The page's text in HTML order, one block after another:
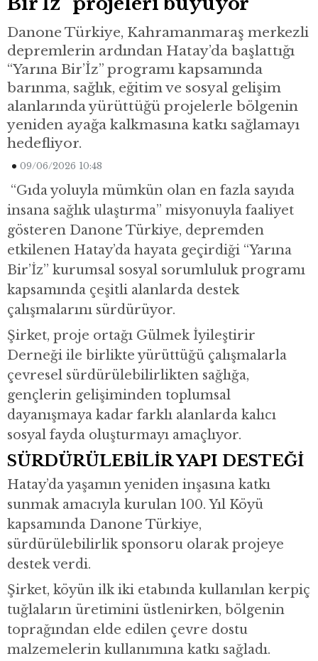
Danone Türkiye, Kahramanmaraş merkezli
depremlerin ardından Hatay’da başlattığı
“Yarına Bir’İz” programı kapsamında
barınma, sağlık, eğitim ve sosyal gelişim
alanlarında yürüttüğü projelerle bölgenin
yeniden ayağa kalkmasına katkı sağlamayı
hedefliyor.
09/06/2026 10:48
“Gıda yoluyla mümkün olan en fazla sayıda
insana sağlık ulaştırma” misyonuyla faaliyet
gösteren Danone Türkiye, depremden
etkilenen Hatay’da hayata geçirdiği “Yarına
Bir’İz” kurumsal sosyal sorumluluk programı
kapsamında çeşitli alanlarda destek
çalışmalarını sürdürüyor.
Şirket, proje ortağı Gülmek İyileştirir
Derneği ile birlikte yürüttüğü çalışmalarla
çevresel sürdürülebilirlikten sağlığa,
gençlerin gelişiminden toplumsal
dayanışmaya kadar farklı alanlarda kalıcı
sosyal fayda oluşturmayı amaçlıyor.
SÜRDÜRÜLEBİLİR YAPI DESTEĞİ
Hatay’da yaşamın yeniden inşasına katkı
sunmak amacıyla kurulan 100. Yıl Köyü
kapsamında Danone Türkiye,
sürdürülebilirlik sponsoru olarak projeye
destek verdi.
Şirket, köyün ilk iki etabında kullanılan kerpiç
tuğlaların üretimini üstlenirken, bölgenin
toprağından elde edilen çevre dostu
malzemelerin kullanımına katkı sağladı.